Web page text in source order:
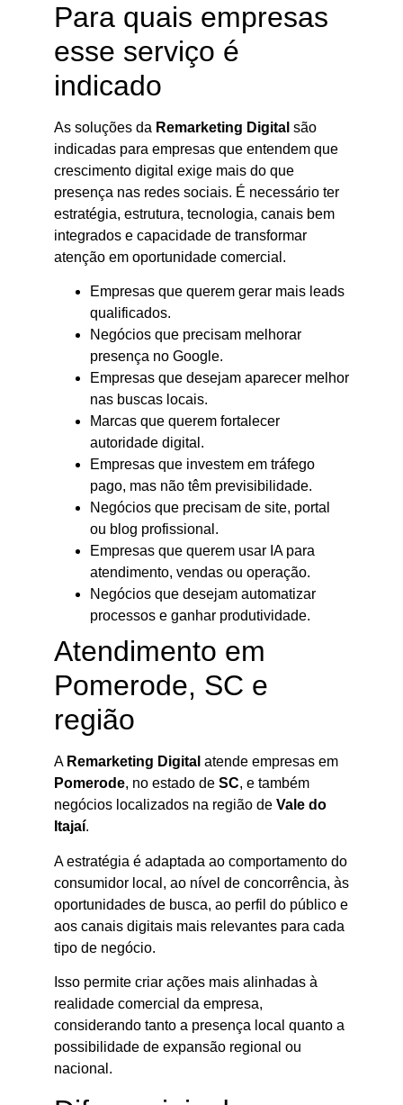
Para quais empresas
esse serviço é
indicado
As soluções da Remarketing Digital são
indicadas para empresas que entendem que
crescimento digital exige mais do que
presença nas redes sociais. É necessário ter
estratégia, estrutura, tecnologia, canais bem
integrados e capacidade de transformar
atenção em oportunidade comercial.
Empresas que querem gerar mais leads
qualificados.
Negócios que precisam melhorar
presença no Google.
Empresas que desejam aparecer melhor
nas buscas locais.
Marcas que querem fortalecer
autoridade digital.
Empresas que investem em tráfego
pago, mas não têm previsibilidade.
Negócios que precisam de site, portal
ou blog profissional.
Empresas que querem usar IA para
atendimento, vendas ou operação.
Negócios que desejam automatizar
processos e ganhar produtividade.
Atendimento em
Pomerode, SC e
região
A Remarketing Digital atende empresas em
Pomerode, no estado de SC, e também
negócios localizados na região de Vale do
Itajaí.
A estratégia é adaptada ao comportamento do
consumidor local, ao nível de concorrência, às
oportunidades de busca, ao perfil do público e
aos canais digitais mais relevantes para cada
tipo de negócio.
Isso permite criar ações mais alinhadas à
realidade comercial da empresa,
considerando tanto a presença local quanto a
possibilidade de expansão regional ou
nacional.